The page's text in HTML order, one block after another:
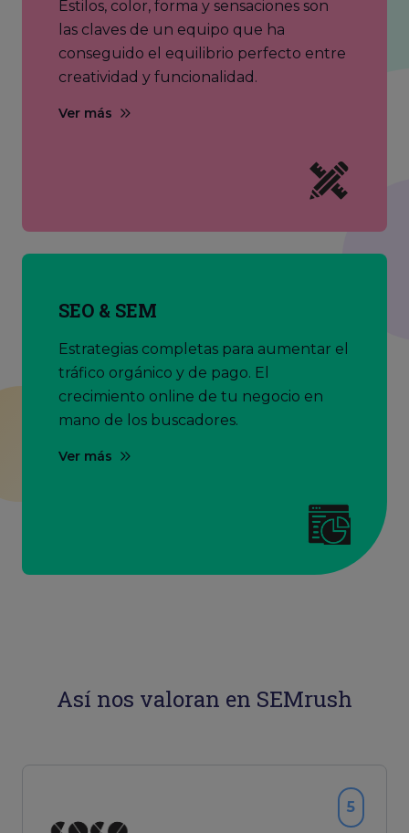
SEO & SEM
Estrategias completas para aumentar el
tráfico orgánico y de pago. El
crecimiento online de tu negocio en
mano de los buscadores.
Ver más
Estilos, color, forma y sensaciones son
las claves de un equipo que ha
conseguido el equilibrio perfecto entre
creatividad y funcionalidad.
Ver más
Así nos valoran en SEMrush
5